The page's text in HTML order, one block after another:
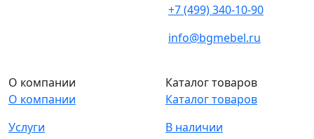
+7 (499) 340-10-90
info@bgmebel.ru
О компании
О компании
Услуги
Каталог товаров
Каталог товаров
В наличии